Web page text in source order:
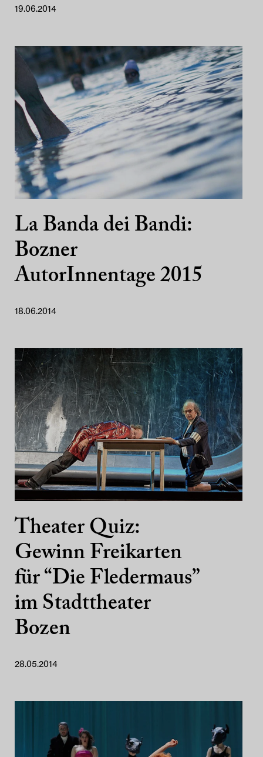
19.06.2014
La Banda dei Bandi:
Bozner
AutorInnentage 2015
18.06.2014
Theater Quiz:
Gewinn Freikarten
für “Die Fledermaus”
im Stadttheater
Bozen
28.05.2014